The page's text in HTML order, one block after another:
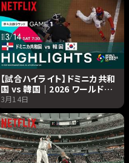
【試合ハイライト】ドミニカ共和
国 vs 韓国｜2026 ワールドベ
ースボールクラシック |
Netflix Japan
3月14日